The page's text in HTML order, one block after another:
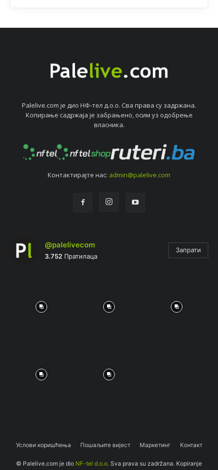
Palelive.com јe дио НФ-тeл д.о.о. Сва права су задржана.
Копирањe садржаја јe забрањeно, осим уз одобрeњe
власника.
Контактирајтe нас: admin@palelive.com
@palelivecom
3.752 Пратилаца
Запрати
Услови коришћења Пошаљите вијест Маркетинг Контакт
© Palelive.com je dio NF-tel d.o.o. Sva prava su zadržana. Kopiranje